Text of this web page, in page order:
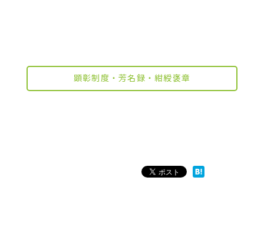
顕彰制度・芳名録・紺綬褒章